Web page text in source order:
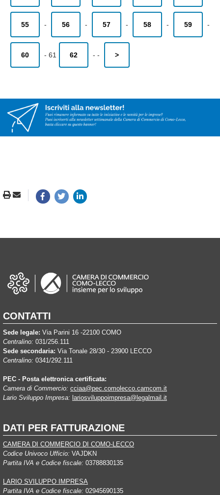
55 - 56 - 57 - 58 - 59 -
60 - 61 62 - - >
CONTATTI
Sede legale: Via Parini 16 -22100 COMO
Centralino: 031/256.111
Sede secondaria: Via Tonale 28/30 - 23900 LECCO
Centralino: 0341/292.111
PEC - Posta elettronica certificata:
Camera di Commercio: cciaa@pec.comolecco.camcom.it
Lario Sviluppo Impresa: lariosviluppoimpresa@legalmail.it
DATI PER FATTURAZIONE
CAMERA DI COMMERCIO DI COMO-LECCO
Codice Univoco Ufficio: VAJDKN
Partita IVA e Codice fiscale: 03788830135
LARIO SVILUPPO IMPRESA
Partita IVA e Codice fiscale: 02945690135